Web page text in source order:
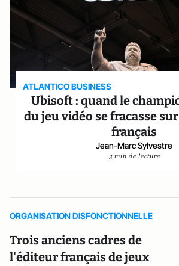
ATLANTICO BUSINESS
Ubisoft : quand le
du jeu vidéo se fracasse
français
Jean-Marc Sylvestre
3 min de lecture
ORGANISATION DISFONCTIONNELLE
Trois anciens cadres de
l'éditeur français de jeux